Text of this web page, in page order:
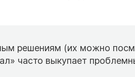
решениям (их можно
часто выкупает